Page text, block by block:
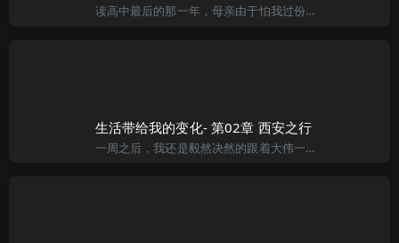
读高中最后的那一年，母亲由于怕我过份的依赖家里，硬要我尝试自力更生。就在人生最珍贵的高中最后一个暑假里，母亲竟为我安排了生平的第一份工作。那是在一个杂货小店里当跑腿，也就是什么都得做。真不知母亲是怎么
生活带给我的变化- 第02章 西安之行
一周之后，我还是毅然决然的跟着大伟一起回了老家，一路上火车和长途车，终于到了山西省西安市西南８０公里的翠华山郑家坡村。到了他家已经是晚上了，一座整齐的小院，院子不大还算是干净。 大伟的妈妈在门口把我